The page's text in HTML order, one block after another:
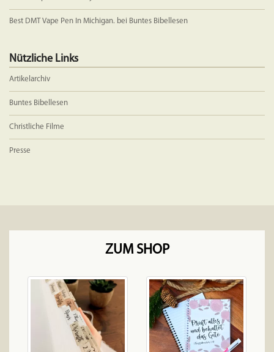
Best DMT Vape Pen In Michigan. bei Buntes Bibellesen
Nützliche Links
Artikelarchiv
Buntes Bibellesen
Christliche Filme
Presse
ZUM SHOP